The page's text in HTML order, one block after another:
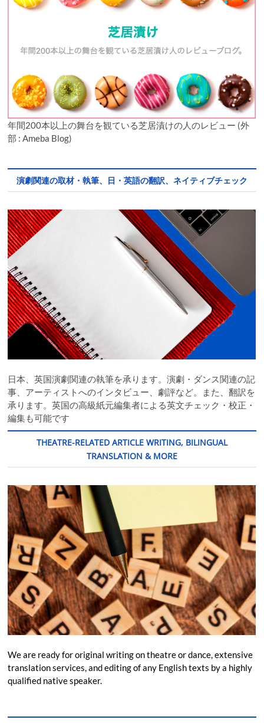
年間200本以上の舞台を観ている芝居漬けの人のレビュー (外
部 : Ameba Blog)
演劇関連の取材・執筆、日・英語の翻訳、ネイティブチェック
日本、英国演劇関連の執筆を承ります。演劇・ダンス関連の記
事、アーティストへのインタビュー、劇評など。また、翻訳を
承ります。英国の高級紙元編集者による英文チェック・校正・
編集も可能です
THEATRE-RELATED ARTICLE WRITING, BILINGUAL
TRANSLATION & MORE
We are ready for original writing on theatre or dance, extensive
translation services, and editing of any English texts by a highly
qualified native speaker.